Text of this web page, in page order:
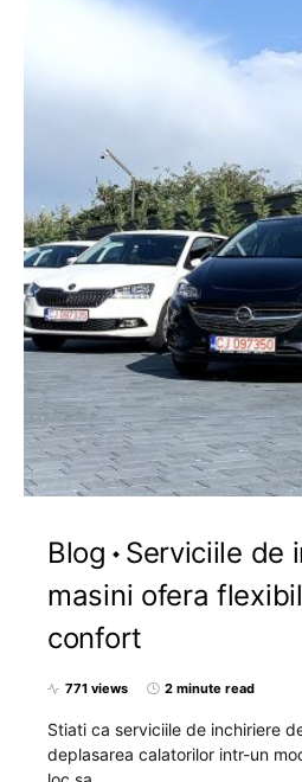
Blog
Serviciile de
masini ofera
confort
771 views 2 minute read
Stiati ca serviciile de inchiriere
deplasarea calatorilor intr-un